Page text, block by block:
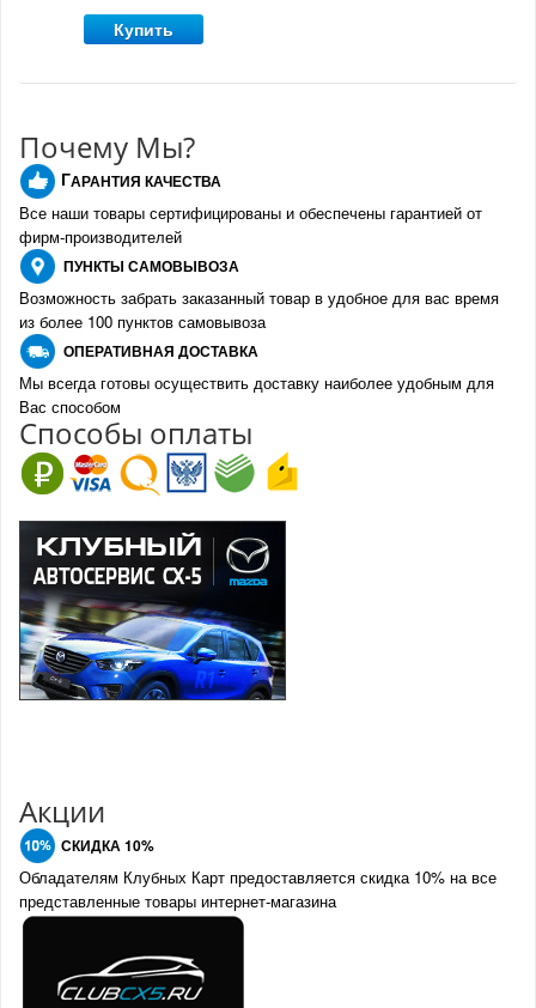
Купить
Почему Мы?
ГАРАНТИЯ КАЧЕСТВА
Все наши товары сертифицированы и обеспечены гарантией от
фирм-производителей
ПУНКТЫ САМОВЫВОЗА
Возможность забрать заказанный товар в удобное для вас время
из более 100 пунктов самовывоза
ОПЕРАТИВНАЯ ДОСТАВКА
Мы всегда готовы осуществить доставку наиболее удобным для
Вас способом
Способы оплаты
Акции
СКИДКА 10%
Обладателям Клубных Карт предоставляется скидка 10% на все
представленные товары интернет-магазина